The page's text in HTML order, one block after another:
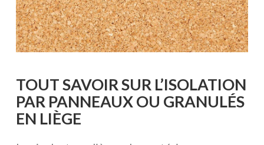
TOUT SAVOIR SUR L’ISOLATION
PAR PANNEAUX OU GRANULÉS
EN LIÈGE